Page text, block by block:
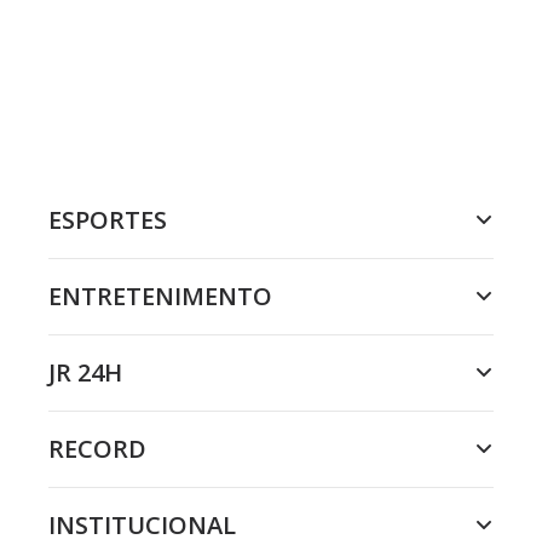
ESPORTES
ENTRETENIMENTO
JR 24H
RECORD
INSTITUCIONAL